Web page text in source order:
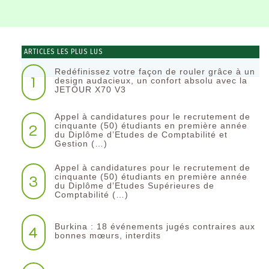
ARTICLES LES PLUS LUS
1
Redéfinissez votre façon de rouler grâce à un
design audacieux, un confort absolu avec la
JETOUR X70 V3
2
Appel à candidatures pour le recrutement de
cinquante (50) étudiants en première année
du Diplôme d’Etudes de Comptabilité et
Gestion (…)
3
Appel à candidatures pour le recrutement de
cinquante (50) étudiants en première année
du Diplôme d’Etudes Supérieures de
Comptabilité (…)
4
Burkina : 18 événements jugés contraires aux
bonnes mœurs, interdits